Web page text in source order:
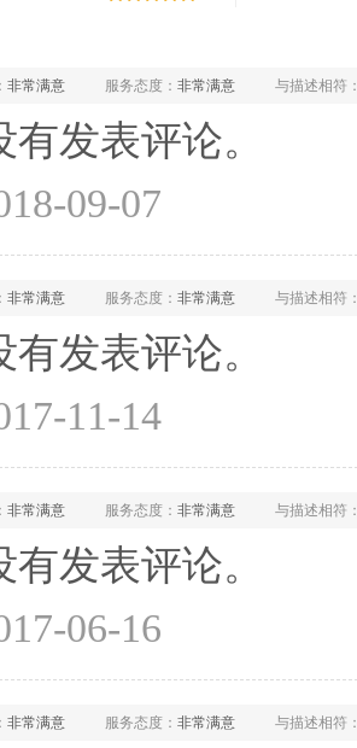
非常满意 服务态度： 非常满意 与描述相符
发表评论。
09-07
非常满意 服务态度： 非常满意 与描述相符
发表评论。
11-14
非常满意 服务态度： 非常满意 与描述相符
发表评论。
06-16
非常满意 服务态度： 非常满意 与描述相符